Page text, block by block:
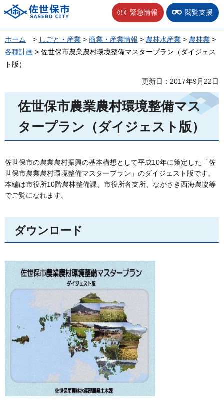
佐世保市 緊急情報 閲覧支援
ホーム > しごと・産業 > 商業・産業情報 > 農林水産業 > 農林業 >
各種計画 > 佐世保市農業農村環境整備マスタープラン（ダイジェス
ト版）
更新日：2017年9月22日
佐世保市農業農村環境整備マス
タープラン（ダイジェスト版）
佐世保市の農業農村振興の基本構想として平成10年に策定した「佐
世保市農業農村環境整備マスタープラン」のダイジェスト版です。
本編は市役所10階農林整備課、市役所各支所、ながさき西海農協等
でご覧になれます。
ダウンロード